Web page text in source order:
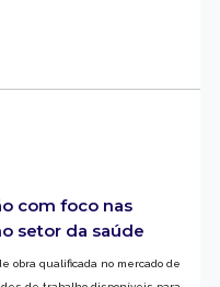
com foco nas
setor da saúde
obra qualificada no mercado de